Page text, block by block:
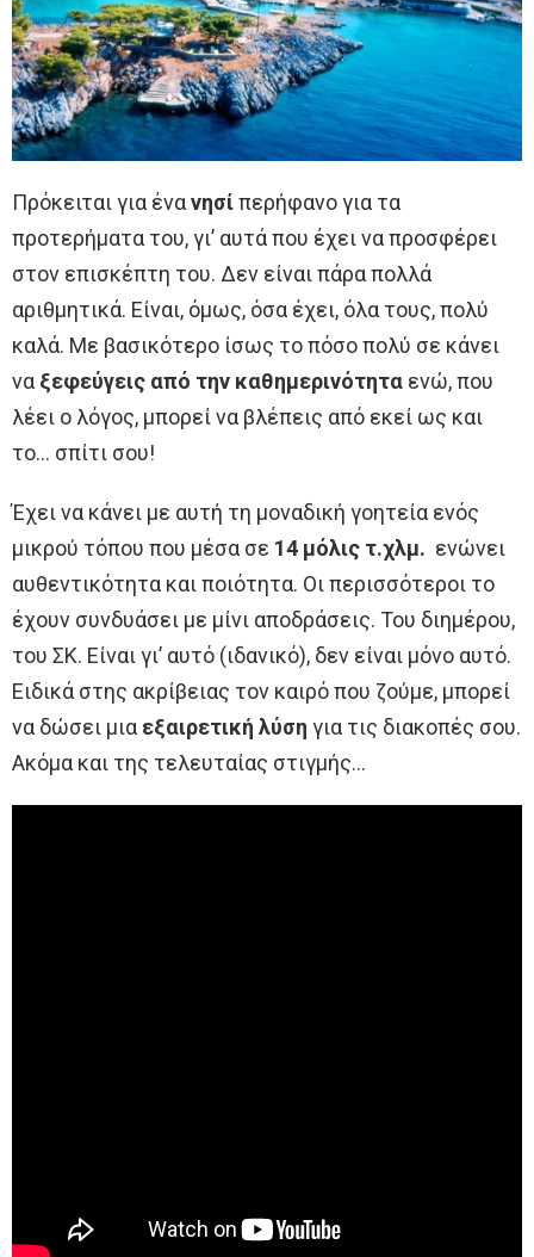
Πρόκειται για ένανησίπερήφανο για τα
προτερήματα του, γι’ αυτά που έχει να προσφέρει
στον επισκέπτη του. Δεν είναι πάρα πολλά
αριθμητικά. Είναι, όμως, όσα έχει, όλα τους, πολύ
καλά. Με βασικότερο ίσως το πόσο πολύ σε κάνει
να ξεφεύγεις από την καθημερινότητα ενώ, που
λέει ο λόγος, μπορεί να βλέπεις από εκεί ως και
το… σπίτι σου!
Έχει να κάνει με αυτή τη μοναδική γοητεία ενός
μικρού τόπου που μέσα σε 14 μόλις τ.χλμ. ενώνει
αυθεντικότητα και ποιότητα. Οι περισσότεροι το
έχουν συνδυάσει με μίνι αποδράσεις. Του διημέρου,
του ΣΚ. Είναι γι’ αυτό (ιδανικό), δεν είναι μόνο αυτό.
Ειδικά στης ακρίβειας τον καιρό που ζούμε, μπορεί
να δώσει μια εξαιρετική λύση για τις διακοπές σου.
Ακόμα και της τελευταίας στιγμής…